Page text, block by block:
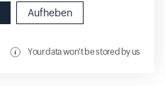
Aufheben
Your data won't be stored by us